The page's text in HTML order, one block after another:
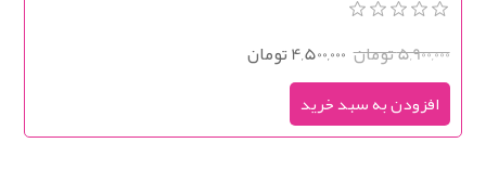
5,900,000 تومان 4,500,000 تومان